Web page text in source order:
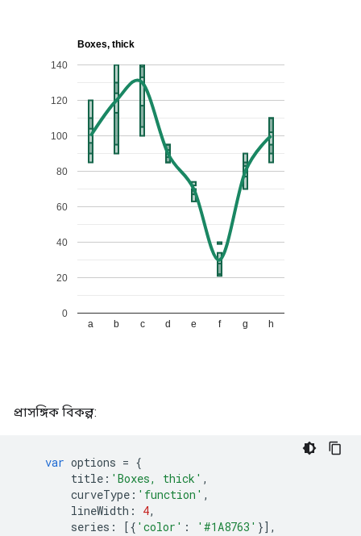
প্রাসঙ্গিক বিকল্প:
var options = {
title : 'Boxes, thick' ,
curveType : 'function' ,
lineWidth : 4,
series : [{ 'color' : '#1A8763' }],